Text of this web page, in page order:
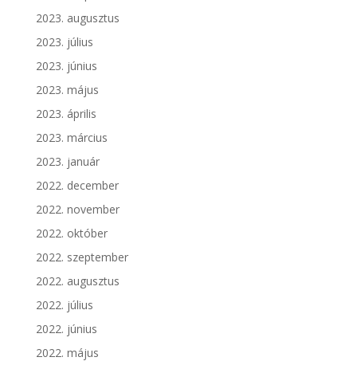
2023. augusztus
2023. július
2023. június
2023. május
2023. április
2023. március
2023. január
2022. december
2022. november
2022. október
2022. szeptember
2022. augusztus
2022. július
2022. június
2022. május